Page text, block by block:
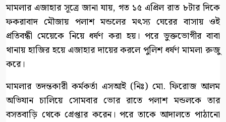
মামলার এজাহার সূত্রে জানা যায়, গত ১৫ এপ্রিল রাত ৮টার দিকে
ফকরাবাদ মৌজায় পলাশ মন্ডলের মৎস্য ঘেরের বাসায় ওই
প্রতিবন্ধী মেয়েকে নিয়ে ধর্ষণ করা হয়। পরে ভুক্তভোগীর বাবা
থানায় হাজির হয়ে এজাহার দায়ের করলে পুলিশ ধর্ষণ মামলা রুজু
করে।
মামলার তদন্তকারী কর্মকর্তা এসআই (নিঃ) মো. ফিরোজ আলম
অভিযান চালিয়ে সোমবার ভোর রাতে পলাশ মন্ডলকে তার
বসতবাড়ি থেকে গ্রেপ্তার করেন। পরে তাকে আদালতে পাঠানো